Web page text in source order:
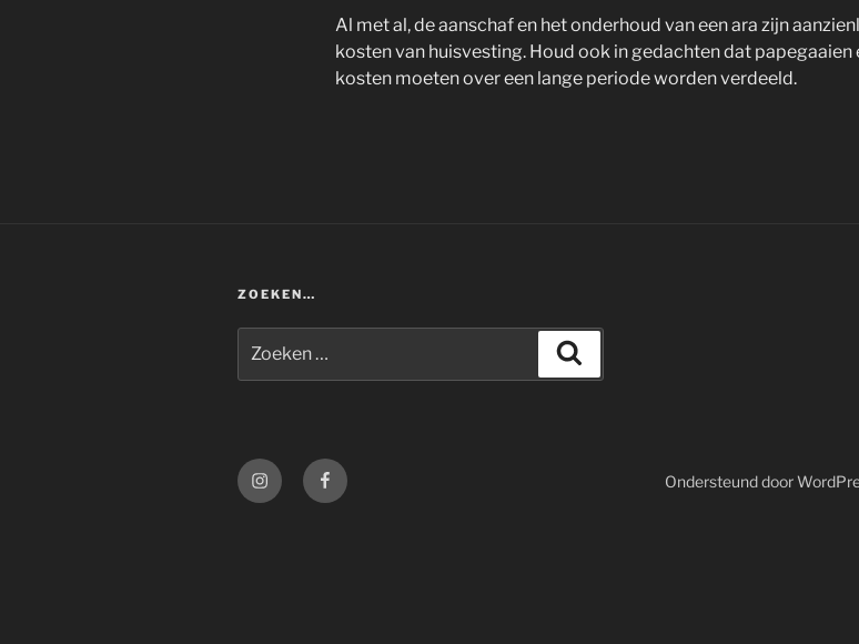
Al met al, de aanschaf en het onderhoud van een ara zijn
kosten van huisvesting. Houd ook in gedachten dat papegaaien
kosten moeten over een lange periode worden verdeeld.
ZOEKEN…
naar:
InstagramFacebook Ondersteund door